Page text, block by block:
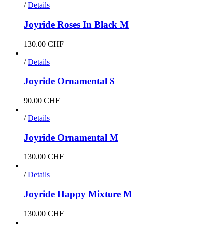
/ Details
Joyride Roses In Black M
130.00 CHF
/ Details
Joyride Ornamental S
90.00 CHF
/ Details
Joyride Ornamental M
130.00 CHF
/ Details
Joyride Happy Mixture M
130.00 CHF